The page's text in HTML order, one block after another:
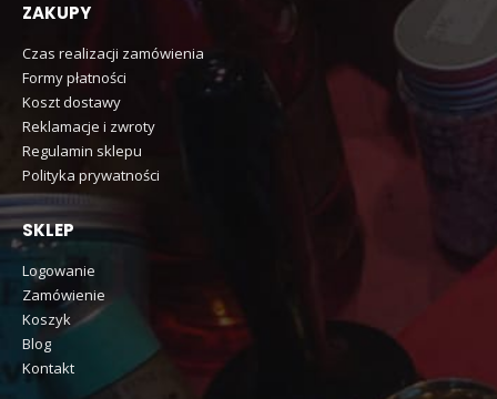
ZAKUPY
Czas realizacji zamówienia
Formy płatności
Koszt dostawy
Reklamacje i zwroty
Regulamin sklepu
Polityka prywatności
SKLEP
Logowanie
Zamówienie
Koszyk
Blog
Kontakt